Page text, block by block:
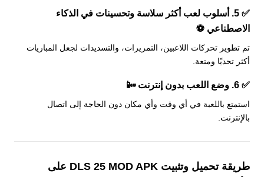
✅
5. أسلوب لعب أكثر سلاسة وتحسينات في الذكاء
الاصطناعي ⚽
تم تطوير تحركات اللاعبين، التمريرات، والتسديدات لجعل المباريات
أكثر تحديًا ومتعة.
✅ 6. وضع اللعب بدون إنترنت 📴
استمتع باللعبة في أي وقت وأي مكان دون الحاجة إلى اتصال
بالإنترنت.
طريقة تحميل وتثبيت DLS 25 MOD APK على